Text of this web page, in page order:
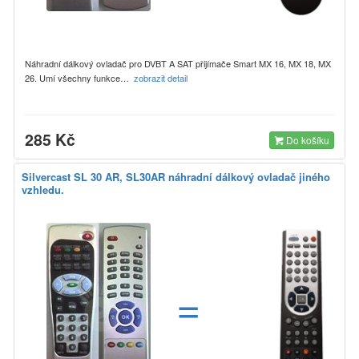
Náhradní dálkový ovladač pro DVBT A SAT přijímače Smart MX 16, MX 18, MX
26. Umí všechny funkce… zobrazit detail
285 Kč Do košíku
Silvercast SL 30 AR, SL30AR náhradní dálkový ovladač jiného
vzhledu.
=